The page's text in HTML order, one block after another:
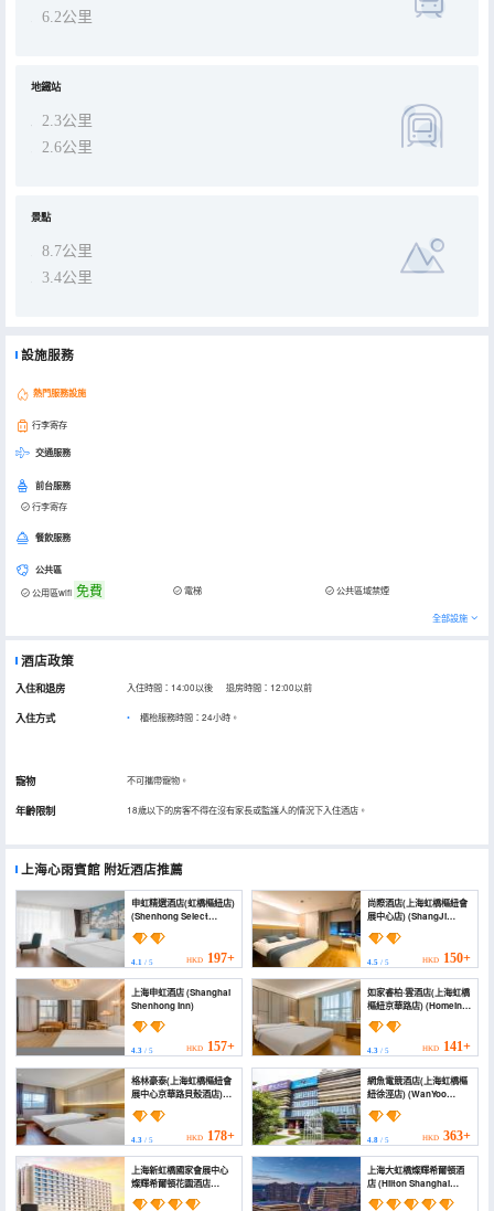
6.2公里
地鐵站
2.3公里
2.6公里
景點
8.7公里
3.4公里
設施服務
熱門服務設施
行李寄存
交通服務
前台服務
行李寄存
餐飲服務
公共區
公用區wifi 免費 電梯 公共區域禁煙
全部設施
酒店政策
入住和退房 入住時間：14:00以後 退房時間：12:00以前
入住方式 櫃枱服務時間：24小時。
寵物 不可攜帶寵物。
年齡限制 18歲以下的房客不得在沒有家長或監護人的情況下入住酒店。
上海心雨賓館 附近酒店推薦
申虹精選酒店(虹橋樞紐店)
(Shenhong Select
Hotel)
4.1 / 5 HKD 197+
尚際酒店(上海虹橋樞紐會
展中心店) (ShangJi
Hotel (Hongqiao Hub))
4.5/ 5 HKD 150+
上海申虹酒店 (Shanghai
Shenhong Inn)
4.3 / 5 HKD 157+
如家睿柏·雲酒店(上海虹橋
樞紐京華路店) (Homeinn
Ripple Hotel (Shanghai
Hongqiao
Transportation Hub
Jinghua Road))
4.3/ 5 HKD 141+
格林豪泰(上海虹橋樞紐會
展中心京華路貝殼酒店)
(Greentree Inn
Shanghai Hongqiao
Hub Convention Center
Jinghua Road Shell
Hotel)
4.3 / 5 HKD 178+
網魚電競酒店(上海虹橋樞
紐徐涇店) (WanYoo
Esports Hotel
(Shanghai Hongqiao
Hub Xujing))
4.8/ 5 HKD 363+
上海新虹橋國家會展中心
燦輝希爾頓花園酒店
(Hilton Garden Inn
上海大虹橋燦輝希爾頓酒
店 (Hilton Shanghai
Greater Hongqiao